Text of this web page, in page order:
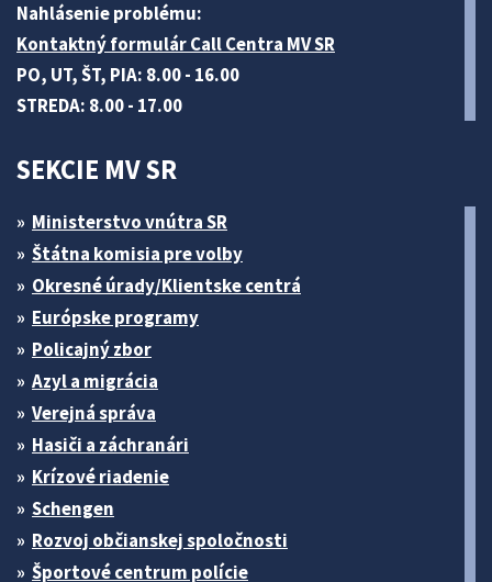
Nahlásenie problému:
Kontaktný formulár Call Centra MV SR
PO, UT, ŠT, PIA: 8.00 - 16.00
STREDA: 8.00 - 17.00
SEKCIE MV SR
Ministerstvo vnútra SR
Štátna komisia pre volby
Okresné úrady/Klientske centrá
Európske programy
Policajný zbor
Azyl a migrácia
Verejná správa
Hasiči a záchranári
Krízové riadenie
Schengen
Rozvoj občianskej spoločnosti
Športové centrum polície